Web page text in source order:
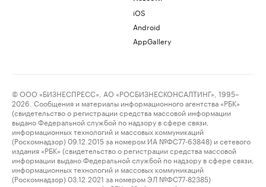
iOS
Android
AppGallery
© ООО «БИЗНЕСПРЕСС», АО «РОСБИЗНЕСКОНСАЛТИНГ», 1995–
2026. Сообщения и материалы информационного агентства «РБК»
(свидетельство о регистрации средства массовой информации
выдано Федеральной службой по надзору в сфере связи,
информационных технологий и массовых коммуникаций
(Роскомнадзор) 09.12.2015 за номером ИА №ФС77-63848) и сетевого
издания «РБК» (свидетельство о регистрации средства массовой
информации выдано Федеральной службой по надзору в сфере связи,
информационных технологий и массовых коммуникаций
(Роскомнадзор) 03.12.2021 за номером ЭЛ №ФС77-82385)